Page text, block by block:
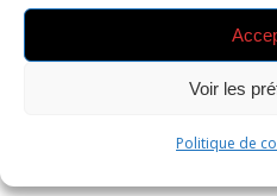
Voir les
Politique de